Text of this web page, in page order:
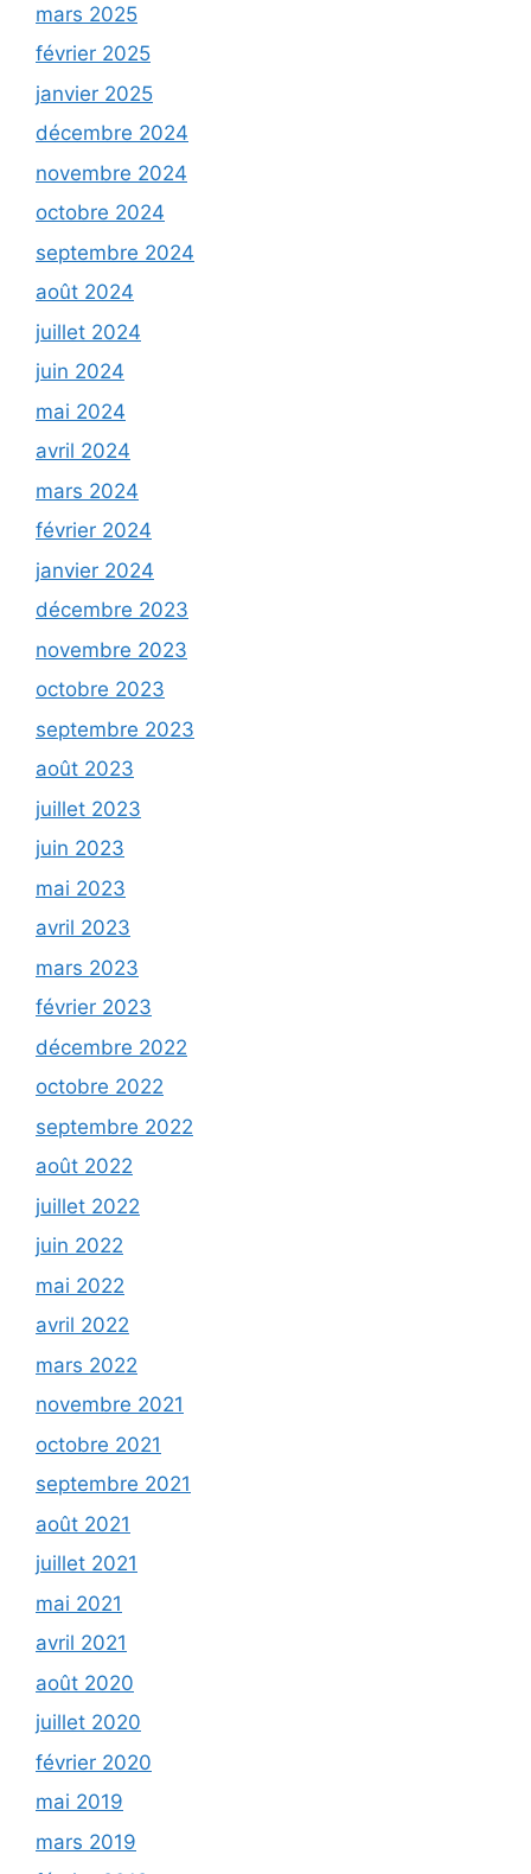
mars 2025
février 2025
janvier 2025
décembre 2024
novembre 2024
octobre 2024
septembre 2024
août 2024
juillet 2024
juin 2024
mai 2024
avril 2024
mars 2024
février 2024
janvier 2024
décembre 2023
novembre 2023
octobre 2023
septembre 2023
août 2023
juillet 2023
juin 2023
mai 2023
avril 2023
mars 2023
février 2023
décembre 2022
octobre 2022
septembre 2022
août 2022
juillet 2022
juin 2022
mai 2022
avril 2022
mars 2022
novembre 2021
octobre 2021
septembre 2021
août 2021
juillet 2021
mai 2021
avril 2021
août 2020
juillet 2020
février 2020
mai 2019
mars 2019